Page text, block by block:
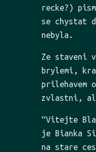
recke?)
se chystat
nebyla.
Ze staveni
brylemi,
prilehavem
zvlastni,
“Vitejte
je Bianka
na stare